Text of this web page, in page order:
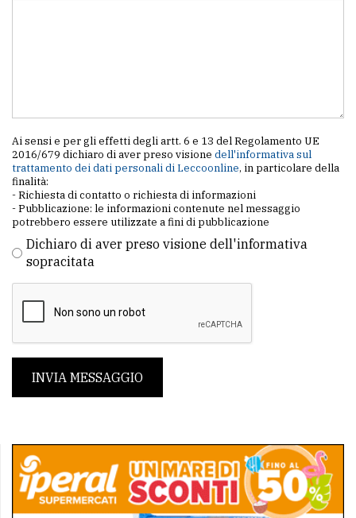
Ai sensi e per gli effetti degli artt. 6 e 13 del Regolamento UE
2016/679 dichiaro di aver preso visione dell'informativa sul
trattamento dei dati personali di Leccoonline, in particolare della
finalità:
- Richiesta di contatto o richiesta di informazioni
- Pubblicazione: le informazioni contenute nel messaggio
potrebbero essere utilizzate a fini di pubblicazione
Dichiaro di aver preso visione dell'informativa
sopracitata
INVIA MESSAGGIO